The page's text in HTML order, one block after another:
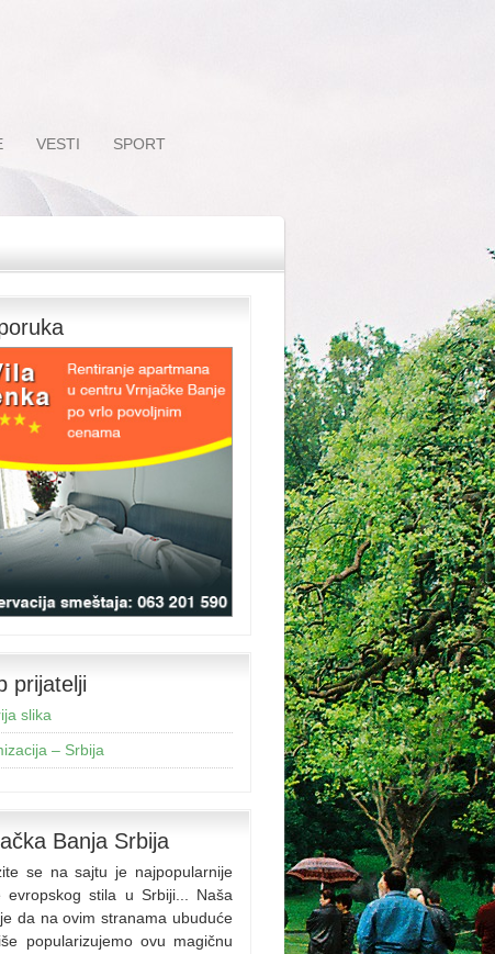
VESTI
SPORT
prijatelji
slika
– Srbija
Banja Srbija
se na sajtu je najpopularnije
evropskog stila u Srbiji... Naša
da na ovim stranama ubuduće
popularizujemo ovu magičnu